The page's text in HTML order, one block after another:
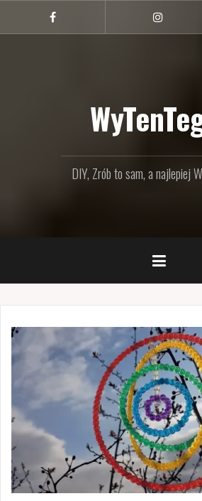
treści
Facebook
DIY, Zrób to sam, a najlepiej